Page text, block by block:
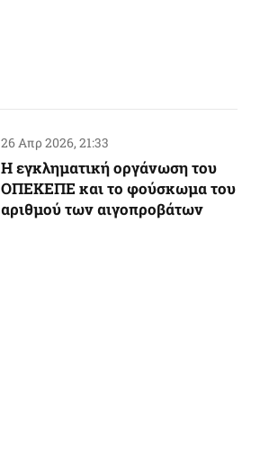
26 Απρ 2026, 21:33
Η εγκληματική οργάνωση του
ΟΠΕΚΕΠΕ και το φούσκωμα του
αριθμού των αιγοπροβάτων